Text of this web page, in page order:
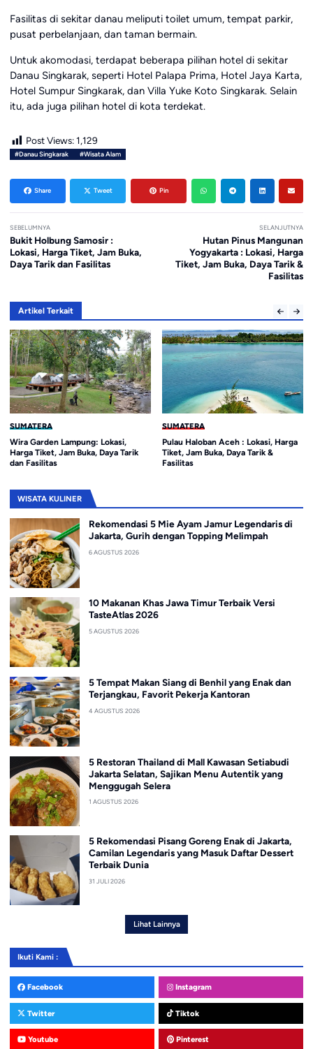
Fasilitas di sekitar danau meliputi toilet umum, tempat parkir,
pusat perbelanjaan, dan taman bermain.
Untuk akomodasi, terdapat beberapa pilihan hotel di sekitar
Danau Singkarak, seperti Hotel Palapa Prima, Hotel Jaya Karta,
Hotel Sumpur Singkarak, dan Villa Yuke Koto Singkarak. Selain
itu, ada juga pilihan hotel di kota terdekat.
Post Views: 1,129
#Danau Singkarak #Wisata Alam
Share Tweet Pin
SEBELUMNYA
Bukit Holbung Samosir :
Lokasi, Harga Tiket, Jam Buka,
Daya Tarik dan Fasilitas
SELANJUTNYA
Hutan Pinus Mangunan
Yogyakarta : Lokasi, Harga
Tiket, Jam Buka, Daya Tarik &
Fasilitas
Artikel Terkait
SUMATERA
Wira Garden Lampung: Lokasi,
Harga Tiket, Jam Buka, Daya Tarik
dan Fasilitas
SUMATERA
Pulau Haloban Aceh : Lokasi, Harga
Tiket, Jam Buka, Daya Tarik &
Fasilitas
WISATA KULINER
Rekomendasi 5 Mie Ayam Jamur Legendaris di
Jakarta, Gurih dengan Topping Melimpah
6 AGUSTUS 2026
10 Makanan Khas Jawa Timur Terbaik Versi
TasteAtlas 2026
5 AGUSTUS 2026
5 Tempat Makan Siang di Benhil yang Enak dan
Terjangkau, Favorit Pekerja Kantoran
4 AGUSTUS 2026
5 Restoran Thailand di Mall Kawasan Setiabudi
Jakarta Selatan, Sajikan Menu Autentik yang
Menggugah Selera
1 AGUSTUS 2026
5 Rekomendasi Pisang Goreng Enak di Jakarta,
Camilan Legendaris yang Masuk Daftar Dessert
Terbaik Dunia
31 JULI 2026
Lihat Lainnya
Ikuti Kami :
Facebook Instagram
Twitter Tiktok
Youtube Pinterest